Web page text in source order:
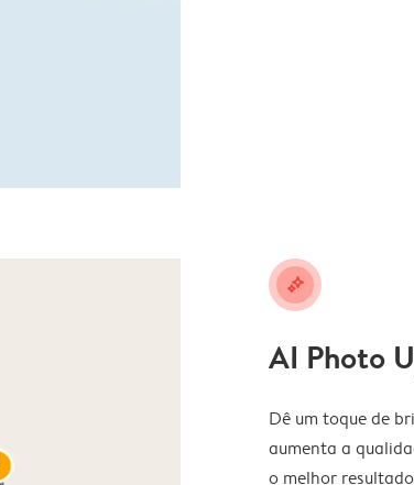
stars
AI Photo
Dê um toque de
aumenta a
o melhor